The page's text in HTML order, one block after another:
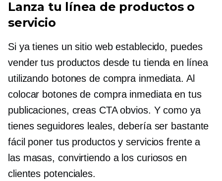
Lanza tu línea de productos o
servicio
Si ya tienes un sitio web establecido, puedes
vender tus productos desde tu tienda en línea
utilizando botones de compra inmediata. Al
colocar botones de compra inmediata en tus
publicaciones, creas CTA obvios. Y como ya
tienes seguidores leales, debería ser bastante
fácil poner tus productos y servicios frente a
las masas, convirtiendo a los curiosos en
clientes potenciales.